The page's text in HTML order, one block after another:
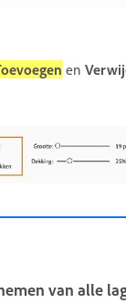
en
van alle